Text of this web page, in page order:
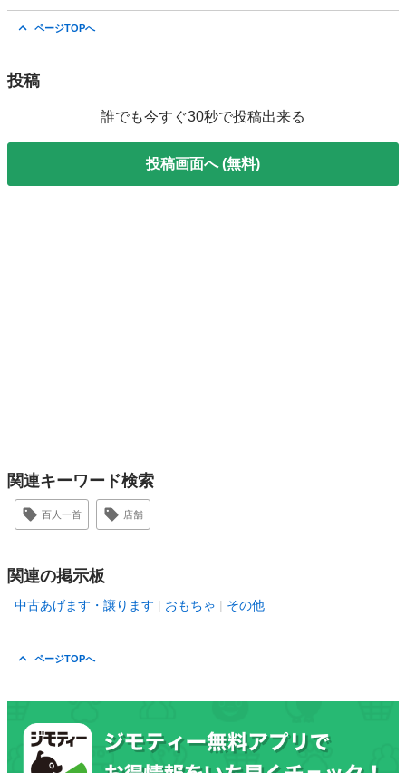
ページTOPへ
投稿
誰でも今すぐ30秒で投稿出来る
投稿画面へ (無料)
関連キーワード検索
百人一首 店舗
関連の掲示板
中古あげます・譲ります おもちゃ その他
ページTOPへ